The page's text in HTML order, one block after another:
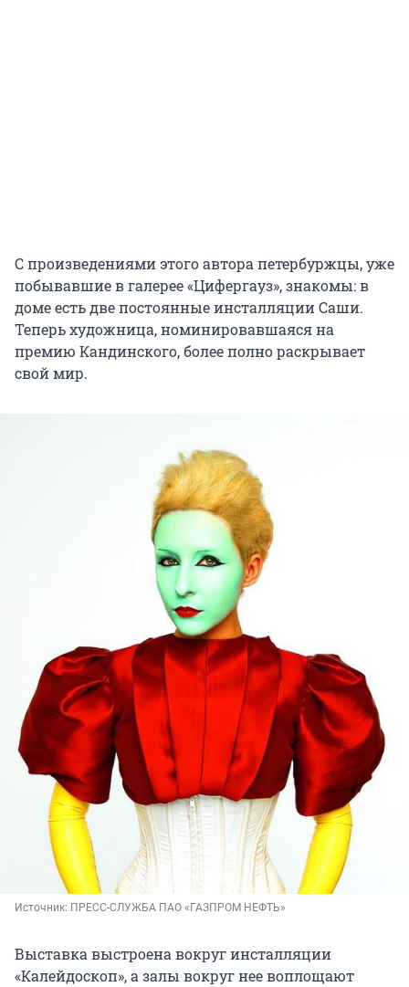
С произведениями этого автора петербуржцы, уже
побывавшие в галерее «Цифергауз», знакомы: в
доме есть две постоянные инсталляции Саши.
Теперь художница, номинировавшаяся на
премию Кандинского, более полно раскрывает
свой мир.
Источник: ПРЕСС-СЛУЖБА ПАО «ГАЗПРОМ НЕФТЬ»
Выставка выстроена вокруг инсталляции
«Калейдоскоп», а залы вокруг нее воплощают